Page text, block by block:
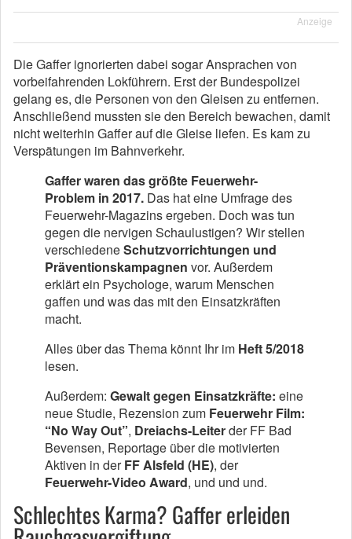
Anzeige
Die Gaffer ignorierten dabei sogar Ansprachen von
vorbeifahrenden Lokführern. Erst der Bundespolizei
gelang es, die Personen von den Gleisen zu entfernen.
Anschließend mussten sie den Bereich bewachen, damit
nicht weiterhin Gaffer auf die Gleise liefen. Es kam zu
Verspätungen im Bahnverkehr.
Gaffer waren das größte Feuerwehr-
Problem in 2017. Das hat eine Umfrage des
Feuerwehr-Magazins ergeben. Doch was tun
gegen die nervigen Schaulustigen? Wir stellen
verschiedeneSchutzvorrichtungen und
Präventionskampagnen vor. Außerdem
erklärt ein Psychologe, warum Menschen
gaffen und was das mit den Einsatzkräften
macht.
Alles über das Thema könnt Ihr im Heft 5/2018
lesen.
Außerdem: Gewalt gegen Einsatzkräfte: eine
neue Studie, Rezension zum Feuerwehr Film:
“No Way Out”, Dreiachs-Leiterder FF Bad
Bevensen, Reportage über die motivierten
Aktiven in derFF Alsfeld (HE), der
Feuerwehr-Video Award, und und und.
Schlechtes Karma? Gaffer erleiden